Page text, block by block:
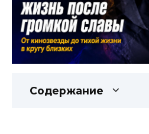
Содержание